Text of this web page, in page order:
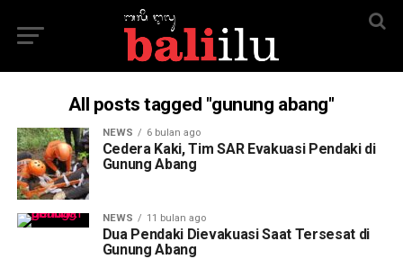
All posts tagged "gunung abang"
NEWS 6 bulan ago
Cedera Kaki, Tim SAR Evakuasi Pendaki di
Gunung Abang
NEWS 11 bulan ago
Dua Pendaki Dievakuasi Saat Tersesat di
Gunung Abang